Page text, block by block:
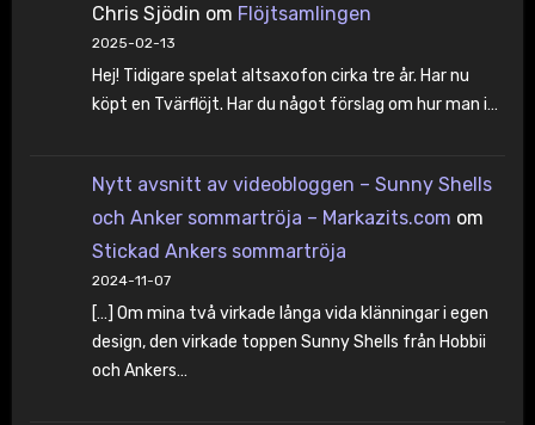
Chris Sjödin om Flöjtsamlingen
2025-02-13
Hej! Tidigare spelat altsaxofon cirka tre år. Har nu
köpt en Tvärflöjt. Har du något förslag om hur man i…
Nytt avsnitt av videobloggen – Sunny Shells
och Anker sommartröja – Markazits.com om
Stickad Ankers sommartröja
2024-11-07
[…] Om mina två virkade långa vida klänningar i egen
design, den virkade toppen Sunny Shells från Hobbii
och Ankers…